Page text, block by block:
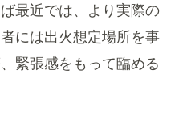
最近では、より実際の
には出火想定場所を事
緊張感をもって臨める